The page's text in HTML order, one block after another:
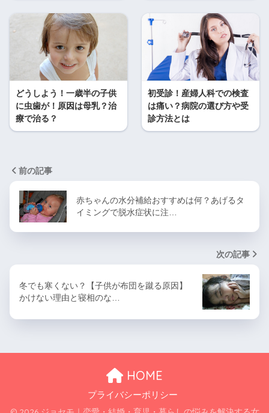
どうしよう！一歳半の子供
に虫歯が！原因は母乳？治
療で治る？
初受診！産婦人科での検査
は痛い？病院の選び方や受
診方法とは
前の記事
赤ちゃんの水分補給おすすめは何？あげるタ
イミングで脱水症状に注…
次の記事
冬でも寒くない？【子供が布団を蹴る原因】
かけない理由と寝相のな…
HOME
プライバシーポリシー